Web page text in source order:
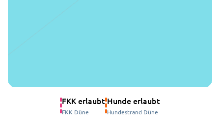
FKK erlaubt
FKK Düne
Hunde erlaubt
Hundestrand Düne